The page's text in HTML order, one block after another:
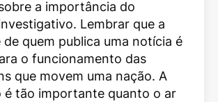
a importância do
Lembrar que a
quem publica uma notícia é
o funcionamento das
que movem uma nação. A
é tão importante quanto o ar